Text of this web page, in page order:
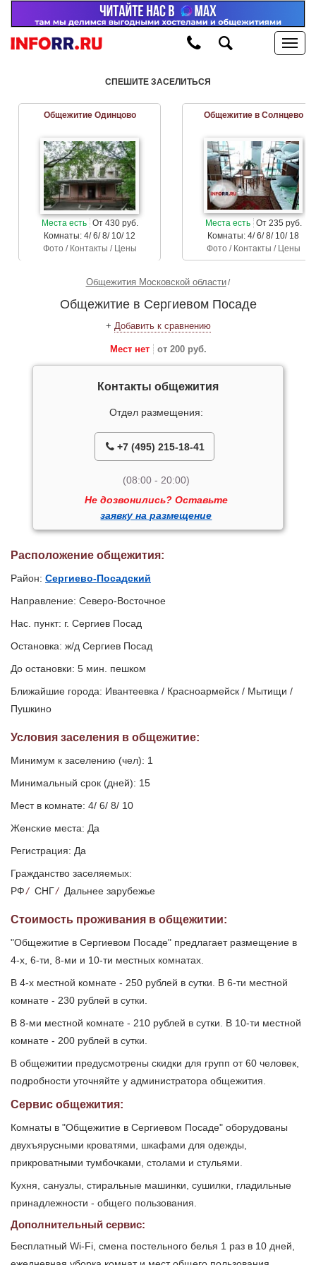
СПЕШИТЕ ЗАСЕЛИТЬСЯ
Общежитие Одинцово
Места есть От 430 руб.
Комнаты: 4/ 6/ 8/ 10/ 12
Фото / Контакты / Цены
Общежитие в Солнцево
Места есть От 235 руб.
Комнаты: 4/ 6/ 8/ 10/ 18
Фото / Контакты / Цены
Общежития Московской области
Общежитие в Сергиевом Посаде
+ Добавить к сравнению
Мест нет от 200 руб.
Контакты общежития
Отдел размещения:
+7 (495) 215-18-41
(08:00 - 20:00)
Не дозвонились? Оставьте
заявку на размещение
Расположение общежития:
Район: Сергиево-Посадский
Направление: Северо-Восточное
Нас. пункт: г. Сергиев Посад
Остановка: ж/д Сергиев Посад
До остановки: 5 мин. пешком
Ближайшие города: Ивантеевка / Красноармейск / Мытищи /
Пушкино
Условия заселения в общежитие:
Минимум к заселению (чел): 1
Минимальный срок (дней): 15
Мест в комнате: 4/ 6/ 8/ 10
Женские места: Да
Регистрация: Да
Гражданство заселяемых:
РФ/ СНГ/ Дальнее зарубежье
Стоимость проживания в общежитии:
"Общежитие в Сергиевом Посаде" предлагает размещение в
4-х, 6-ти, 8-ми и 10-ти местных комнатах.
В 4-х местной комнате - 250 рублей в сутки. В 6-ти местной
комнате - 230 рублей в сутки.
В 8-ми местной комнате - 210 рублей в сутки. В 10-ти местной
комнате - 200 рублей в сутки.
В общежитии предусмотрены скидки для групп от 60 человек,
подробности уточняйте у администратора общежития.
Сервис общежития:
Комнаты в "Общежитие в Сергиевом Посаде" оборудованы
двухъярусными кроватями, шкафами для одежды,
прикроватными тумбочками, столами и стульями.
Кухня, санузлы, стиральные машинки, сушилки, гладильные
принадлежности - общего пользования.
Дополнительный сервис:
Бесплатный Wi-Fi, смена постельного белья 1 раз в 10 дней,